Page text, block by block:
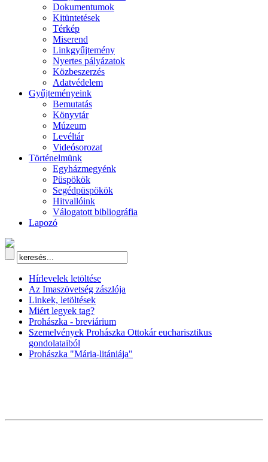
Dokumentumok
Kitüntetések
Térkép
Miserend
Linkgyűjtemény
Nyertes pályázatok
Közbeszerzés
Adatvédelem
Gyűjteményeink
Bemutatás
Könyvtár
Múzeum
Levéltár
Videósorozat
Történelmünk
Egyházmegyénk
Püspökök
Segédpüspökök
Hitvallóink
Válogatott bibliográfia
Lapozó
Hírlevelek letöltése
Az Imaszövetség zászlója
Linkek, letöltések
Miért legyek tag?
Prohászka - breviárium
Szemelvények Prohászka Ottokár eucharisztikus
gondolataiból
Prohászka "Mária-litániája"